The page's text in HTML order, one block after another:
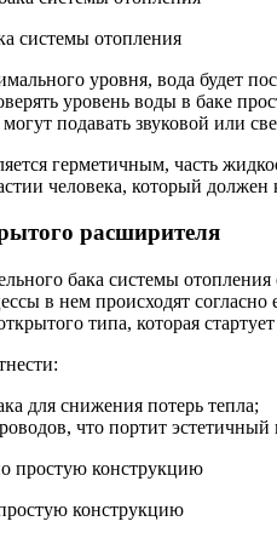
системы отопления
уровня, вода будет
уровень воды в баке
подавать звуковой или
герметичным, часть
человека, который
расширителя
бака системы отопления
в нем происходят
типа, которая
для снижения потерь тепла;
что портит эстетичный
конструкцию